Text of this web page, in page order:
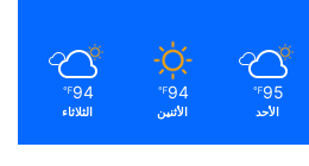
95
℉
الأحد
94
℉
الأثنين
94
℉
الثلاثاء